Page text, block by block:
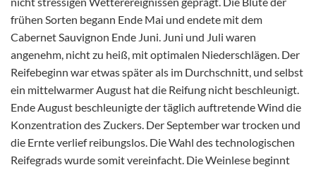
frühen Sorten begann Ende Mai und endete mit dem
Cabernet Sauvignon Ende Juni. Juni und Juli waren
angenehm, nicht zu heiß, mit optimalen Niederschlägen. Der
Reifebeginn war etwas später als im Durchschnitt, und selbst
ein mittelwarmer August hat die Reifung nicht beschleunigt.
Ende August beschleunigte der täglich auftretende Wind die
Konzentration des Zuckers. Der September war trocken und
die Ernte verlief reibungslos. Die Wahl des technologischen
Reifegrads wurde somit vereinfacht. Die Weinlese beginnt